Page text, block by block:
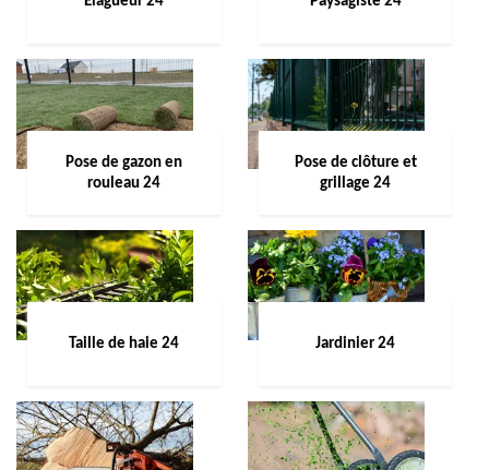
Pose de gazon en
rouleau 24
Pose de clôture et
grillage 24
Taille de haie 24 Jardinier 24